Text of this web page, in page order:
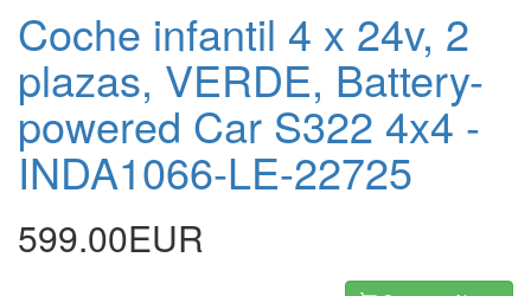
Coche infantil 4 x 24v, 2
plazas, VERDE, Battery-
powered Car S322 4x4 -
INDA1066-LE-22725
599.00EUR